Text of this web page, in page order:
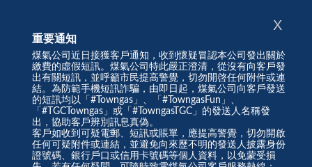
重要通知
煤氣公司近日接獲客戶通知，收到懷疑冒認本公司發出關於
繳費的虛假短訊。煤氣公司特此嚴正澄清，從沒有向客戶發
出有關短訊，並呼籲市民提高警覺，切勿開啓任何附件或連
結。為防範手機短訊詐騙，由即日起，煤氣公司向客戶發送
的短訊均以「#Towngas」、「#TowngasFun」、
「#TGCTowngas」或「#TowngasTGC」的發送人名稱發
出，協助客戶辨別訊息真偽。
客戶如收到可疑電郵、短訊或賬單，應提高警覺，切勿開啟
任何可疑附件或連結，並避免向來歷不明的發送人披露身份
證號碼、銀行戶口或信用卡號碼等個人資料，以免蒙受損
X